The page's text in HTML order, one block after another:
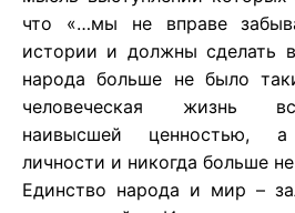
что «…мы не вправе
истории и должны сделать
народа больше не было
человеческая жизнь
наивысшей ценностью,
личности и никогда больше
Единство народа и мир –